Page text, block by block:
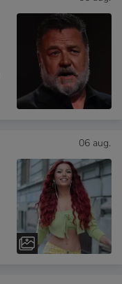
06 aug.